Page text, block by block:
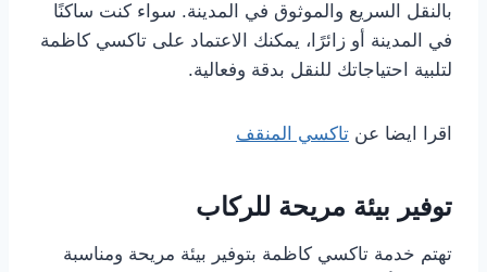
بالنقل السريع والموثوق في المدينة. سواء كنت ساكنًا
في المدينة أو زائرًا، يمكنك الاعتماد على تاكسي كاظمة
لتلبية احتياجاتك للنقل بدقة وفعالية.
اقرا ايضا عن تاكسي المنقف
توفير بيئة مريحة للركاب
تهتم خدمة تاكسي كاظمة بتوفير بيئة مريحة ومناسبة